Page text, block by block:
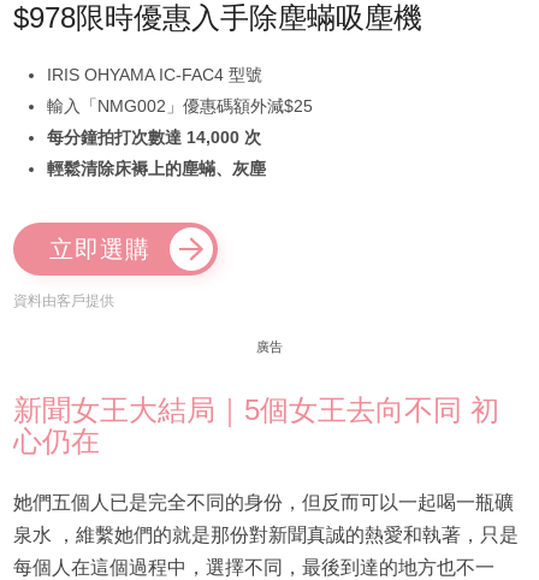
$978限時優惠入手除塵蟎吸塵機
IRIS OHYAMA IC-FAC4 型號
輸入「NMG002」優惠碼額外減$25
每分鐘拍打次數達 14,000 次
輕鬆清除床褥上的塵蟎、灰塵
立即選購
資料由客戶提供
廣告
新聞女王大結局｜5個女王去向不同 初
心仍在
她們五個人已是完全不同的身份，但反而可以一起喝一瓶礦
泉水 ，維繫她們的就是那份對新聞真誠的熱愛和執著，只是
每個人在這個過程中，選擇不同，最後到達的地方也不一